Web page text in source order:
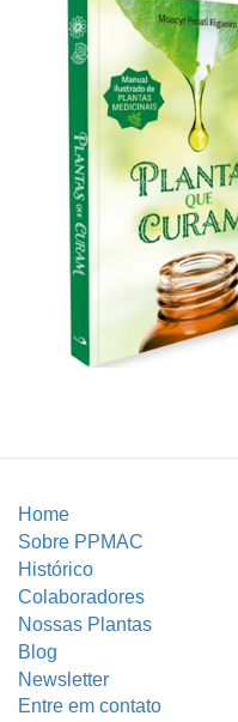
Home
Sobre PPMAC
Histórico
Colaboradores
Nossas Plantas
Blog
Newsletter
Entre em contato